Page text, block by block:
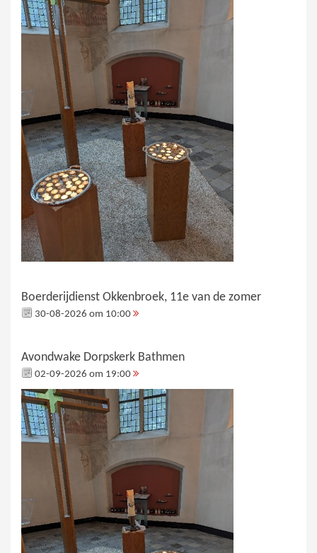
Boerderijdienst Okkenbroek, 11e van de zomer
30-08-2026 om 10:00
Avondwake Dorpskerk Bathmen
02-09-2026 om 19:00